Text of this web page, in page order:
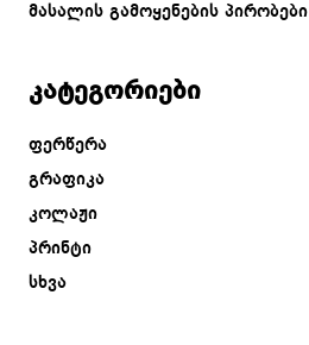
მასალის გამოყენების პირობები
კატეგორიები
ფერწერა
გრაფიკა
კოლაჟი
პრინტი
სხვა